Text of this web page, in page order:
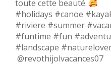
toute cette beauté.
#holidays #canoe
#riviere #summer
#funtime #fun
#landscape
@revothijolvacances07